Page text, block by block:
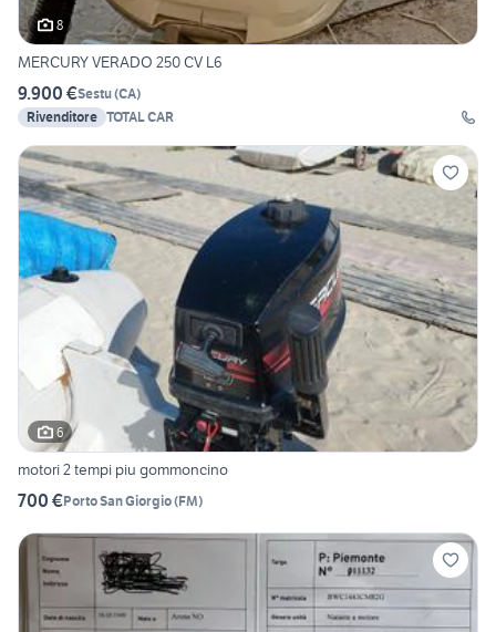
8
MERCURY VERADO 250 CV L6
9.900 €Sestu(CA)
Rivenditore TOTAL CAR
6
motori 2 tempi piu gommoncino
700 €Porto San Giorgio(FM)